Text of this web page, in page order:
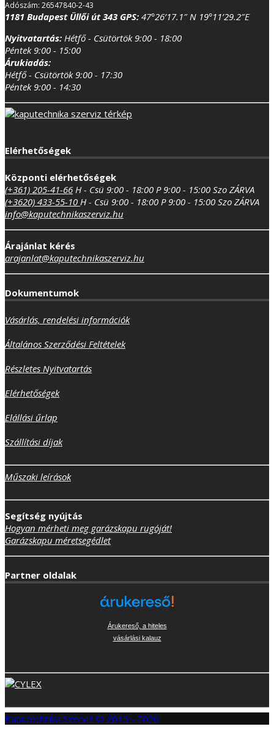
Adószám: 26547840-2-43
1181 Budapest Üllői út 343 GPS: 47°26’17.1″ N 19°11’29.2″E
Nyitvatartás: Hétfő - Csütörtök 9:00 - 18:00
Péntek 9:00 - 15:00
Árukiadás:
Hétfő - Csütörtök 9:00 - 17:30
Péntek 9:00 - 14:30
Elérhetőségek
Központi elérhetőségek
(+361) 205-41-66 H - Csü 9:00 - 18:00 P 9:00 - 15:00 Szo ZÁRVA
(+3620) 433-55-10 H - Csü 9:00 - 18:00 P 9:00 - 15:00 Szo ZÁRVA
info@kaputechnikaszerviz.hu
Árajánlat kérés
arajanlat@kaputechnikaszerviz.hu
Dokumentumok
Vásárlás, rendelési információk
Általános Szerződési Feltételek
Részletes Nyitvatartás
Elérhetőségek
Elállási űrlap
Szállítási díjak
Műszaki leírások
Segítség nyújtás
Hogyan mérheti meg garázskapu rugóját!
Garázskapu méretsegédlet
Partner oldalak
Árukereső, a hiteles
vásárlási kalauz
Kaputechnika Szerviz © 2015 - 2026